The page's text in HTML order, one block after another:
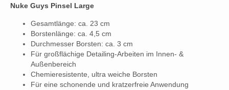
Nuke Guys Pinsel Large
Gesamtlänge: ca. 23 cm
Borstenlänge: ca. 4,5 cm
Durchmesser Borsten: ca. 3 cm
Für großflächige Detailing-Arbeiten im Innen- &
Außenbereich
Chemieresistente, ultra weiche Borsten
Für eine schonende und kratzerfreie Anwendung